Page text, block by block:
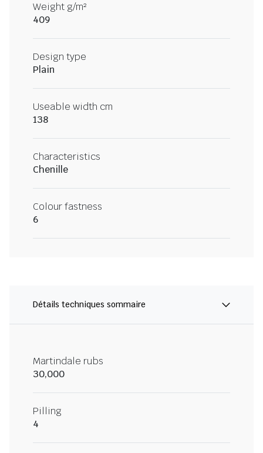
Weight g/m²
409
Design type
Plain
Useable width cm
138
Characteristics
Chenille
Colour fastness
6
Détails techniques sommaire
Martindale rubs
30,000
Pilling
4